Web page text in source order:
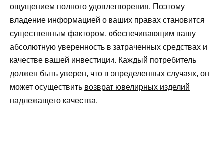
ощущением полного удовлетворения. Поэтому
владение информацией о ваших правах становится
существенным фактором, обеспечивающим вашу
абсолютную уверенность в затраченных средствах и
качестве вашей инвестиции. Каждый потребитель
должен быть уверен, что в определенных случаях, он
может осуществить возврат ювелирных изделий
надлежащего качества.